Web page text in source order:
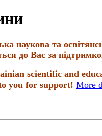
наукова та
до Вас за
scientific and
you for support! More